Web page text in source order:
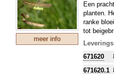
meer info
Een
planten.
ranke
tot
of ook
671620
671620.1